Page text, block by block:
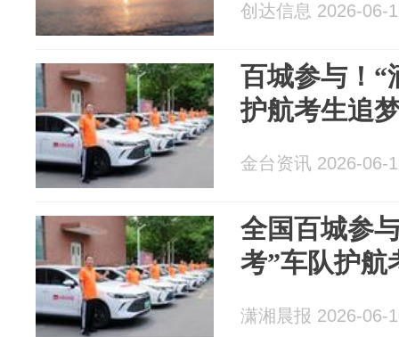
创达信息 2026-06-
百城参与！“
护航考生追
金台资讯 2026-06-
全国百城参
考”车队护航
潇湘晨报 2026-06-